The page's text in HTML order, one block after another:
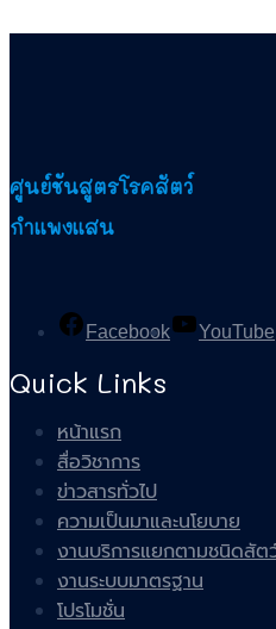
ศูนย์ชันสูตรโรคสัตว์
กำแพงแสน
Facebook YouTube
Quick Links
หน้าแรก
สื่อวิชาการ
ข่าวสารทั่วไป
ความเป็นมาและนโยบาย
งานบริการแยกตามชนิดสัต
งานระบบมาตรฐาน
โปรโมชั่น